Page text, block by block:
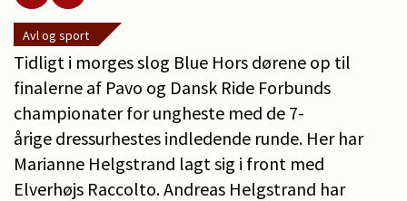
Avl og sport
Tidligt i morges slog Blue Hors dørene op til
finalerne af Pavo og Dansk Ride Forbunds
championater for ungheste med de 7-
årige dressurhestes indledende runde. Her har
Marianne Helgstrand lagt sig i front med
Elverhøjs Raccolto. Andreas Helgstrand har